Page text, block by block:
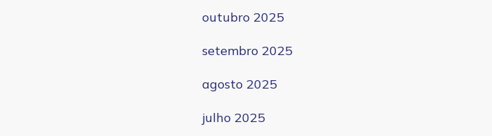
outubro 2025
setembro 2025
agosto 2025
julho 2025